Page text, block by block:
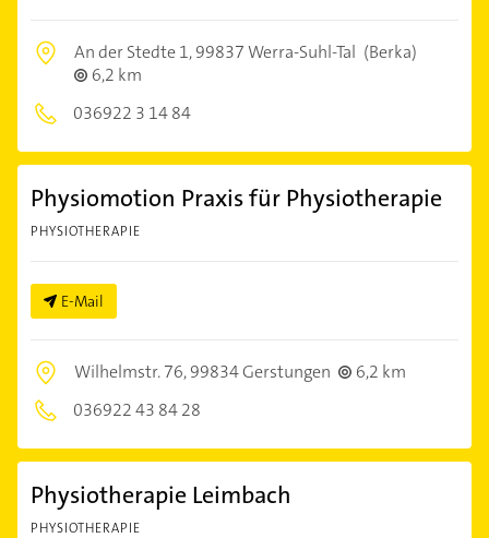
An der Stedte 1,99837 Werra-Suhl-Tal (Berka)
6,2 km
036922 3 14 84
Physiomotion Praxis für Physiotherapie
PHYSIOTHERAPIE
E-Mail
Wilhelmstr. 76,99834 Gerstungen
6,2 km
036922 43 84 28
Physiotherapie Leimbach
PHYSIOTHERAPIE